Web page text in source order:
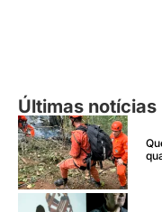
Últimas notícias